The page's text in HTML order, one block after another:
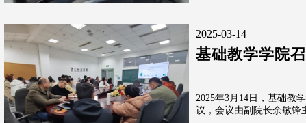
2025-03-14
基础教学学院
2025年3月14日，基础教
议，会议由副院长余敏锋